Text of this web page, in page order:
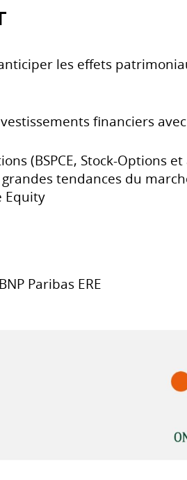
les effets
financiers
(BSPCE, Stock-Options
tendances du
Equity
Paribas ERE